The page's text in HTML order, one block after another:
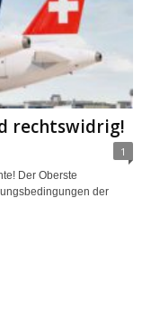
rechtswidrig!
1
Der Oberste
der